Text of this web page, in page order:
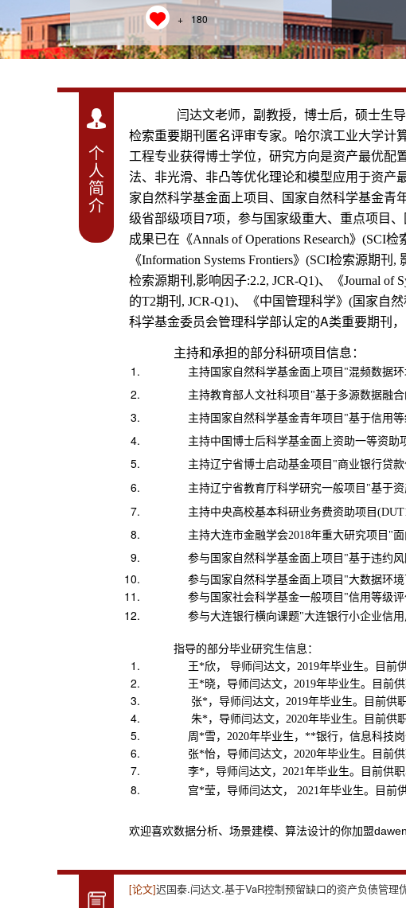
+ 180
个
人
简
介
闫达文老师，副教授，博士后，硕士生导
检索重要期刊匿名评审专家。哈尔滨工业大学计
工程专业获得博士学位，研究方向是资产最优配
法、非光滑、非凸等优化理论和模型应用于资产
家自然科学基金面上项目、国家自然科学基金
级省部级项目7项，参与国家级重大、重点项目
成果已在《Annals of Operations Research》 (SCI检
《Information Systems Frontiers》 (SCI检索源期刊,
检索源期刊,影响因子:2.2, JCR-Q1)、《Journal of
的T2期刊, JCR-Q1)、《中国管理科学》 (国家自
科学基金委员会管理科学部认定的A类重要期刊
主持和承担的部分科研项目信息：
主持 国家自然科学基金面上项目"混频数据
主持教育部人文社科项目"基于多源数据融
主持 国家自然科学基金青年项目"基于信用
主持中国博士后科学基金面上资助一等资助
主持辽宁省博士启动基金项目"商业银行贷
主持辽宁省教育厅科学研究一般项目"基于
主持中央高校基本科研业务费资助项目
主持大连市金融学会2018年重大研究项目"
参与 国家自然科学基金面上项目"基于违约
参与国 家自然科学基金面上项目"大数据环
参与国家社会科学基金一般项目"信用等级评
参与大连银行横向课题"大连银行小企业信用
指导的部分毕业研究生信息：
王*欣， 导师闫达文，2019年毕业生。目
王*晓，导师闫达文，2019年毕业生。目前
张*，导师闫达文，2019年毕业生。目前供
朱*，导师闫达文，2020年毕业生。目前供
周*雪，2020年毕业生，**银行，信息科技
张*怡，导师闫达文，2020年毕业生。目前
李*，导师闫达文，2021年毕业生。目前供
宫*莹，导师闫达文， 2021年毕业生。目前
欢迎喜欢数据分析、场景建模、算法设计的你加盟
[论文]迟国泰.闫达文.基于VaR控制预留缺口的资产负债管理